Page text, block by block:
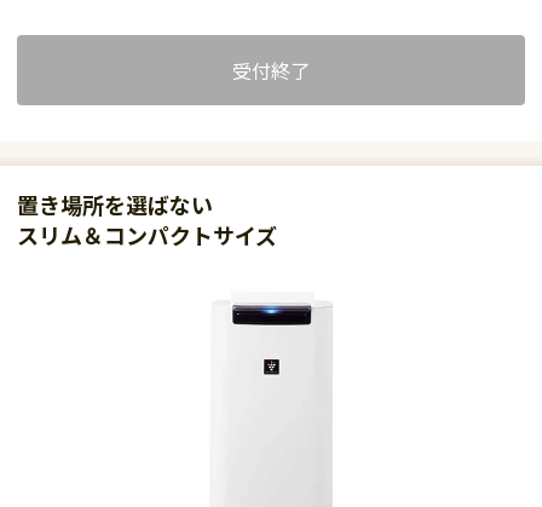
受付終了
置き場所を選ばない
スリム＆コンパクトサイズ